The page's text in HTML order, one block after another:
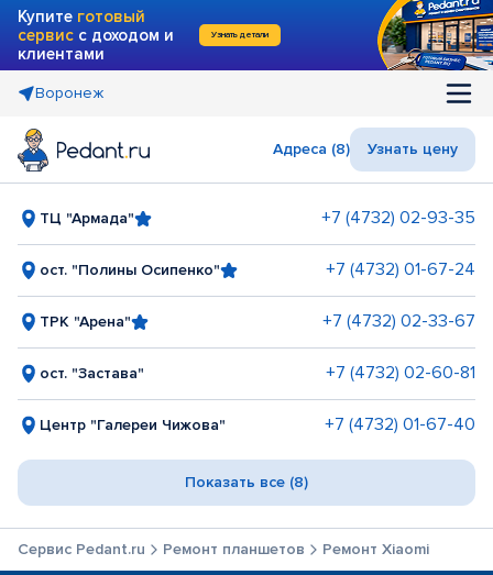
Купите готовый
сервис с доходом и
клиентами
Узнать детали
Воронеж
Адреса (8) Узнать цену
ТЦ "Армада" +7 (4732) 02-93-35
ост. "Полины Осипенко" +7 (4732) 01-67-24
ТРК "Арена" +7 (4732) 02-33-67
ост. "Застава" +7 (4732) 02-60-81
Центр "Галереи Чижова" +7 (4732) 01-67-40
Показать все (8)
Сервис Pedant.ru Ремонт планшетов Ремонт Xiaomi